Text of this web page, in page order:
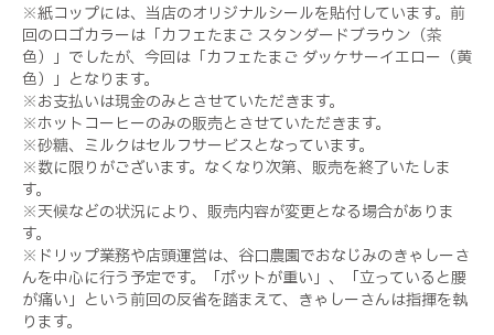
※紙コップには、当店のオリジナルシールを貼付しています。前
回のロゴカラーは「カフェたまご スタンダードブラウン（茶
色）」でしたが、今回は「カフェたまご ダッケサーイエロー（黄
色）」となります。
※お支払いは現金のみとさせていただきます。
※ホットコーヒーのみの販売とさせていただきます。
※砂糖、ミルクはセルフサービスとなっています。
※数に限りがございます。なくなり次第、販売を終了いたしま
す。
※天候などの状況により、販売内容が変更となる場合がありま
す。
※ドリップ業務や店頭運営は、谷口農園でおなじみのきゃしーさ
んを中心に行う予定です。「ポットが重い」、「立っていると腰
が痛い」という前回の反省を踏まえて、きゃしーさんは指揮を執
ります。